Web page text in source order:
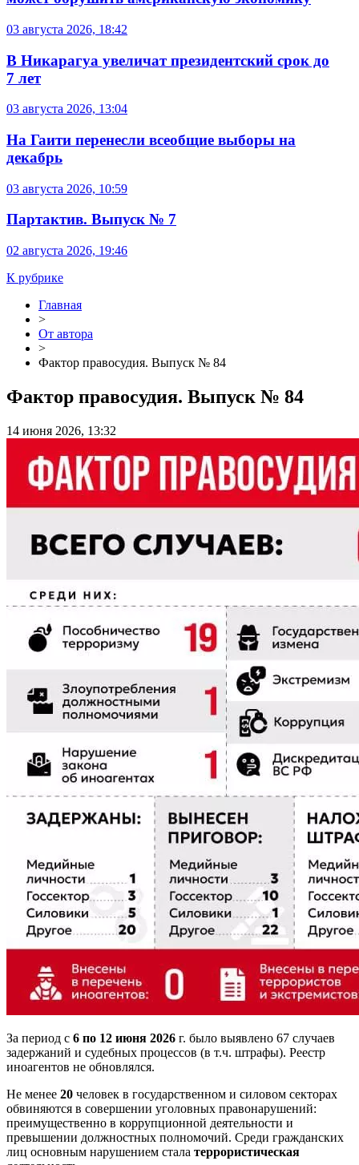
03 августа 2026, 18:42
В Никарагуа увеличат президентский срок до
7 лет
03 августа 2026, 13:04
На Гаити перенесли всеобщие выборы на
декабрь
03 августа 2026, 10:59
Партактив. Выпуск № 7
02 августа 2026, 19:46
К рубрике
Главная
>
От автора
>
Фактор правосудия. Выпуск № 84
Фактор правосудия. Выпуск № 84
14 июня 2026, 13:32
За период с 6 по 12 июня 2026 г. было выявлено 67 случаев
задержаний и судебных процессов (в т.ч. штрафы). Реестр
иноагентов не обновлялся.
Не менее 20 человек в государственном и силовом секторах
обвиняются в совершении уголовных правонарушений:
преимущественно в коррупционной деятельности и
превышении должностных полномочий. Среди гражданских
лиц основным нарушением стала террористическая